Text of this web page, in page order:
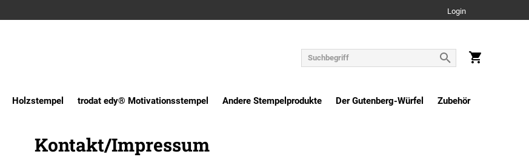
Login
Holzstempel trodat edy® Motivationsstempel Andere Stempelprodukte Der Gutenberg-Würfel Zubehör
Kontakt/Impressum